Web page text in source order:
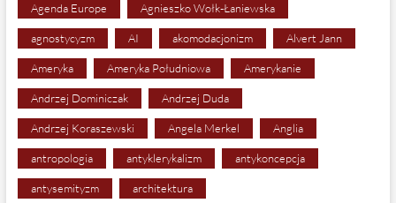
Agenda Europe Agnieszko Wołk-Łaniewska
agnostycyzm AI akomodacjonizm Alvert Jann
Ameryka Ameryka Południowa Amerykanie
Andrzej Dominiczak Andrzej Duda
Andrzej Koraszewski Angela Merkel Anglia
antropologia antyklerykalizm antykoncepcja
antysemityzm architektura